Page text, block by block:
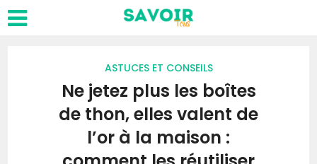
ASTUCES ET CONSEILS
Ne jetez plus les boîtes
de thon, elles valent de
l’or à la maison :